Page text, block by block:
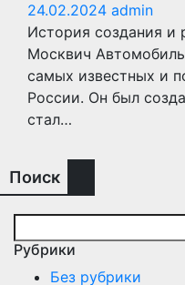
24.02.2024 admin
История создания и
Москвич
самых известных и
России. Он был
стал…
Поиск
Рубрики
Без рубрики